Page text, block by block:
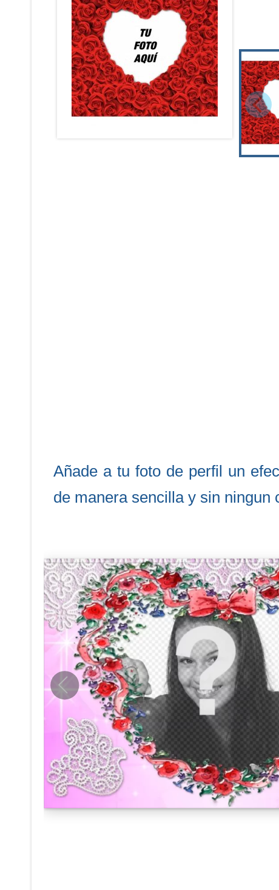
Añade a tu foto de perfil un
de manera sencilla y sin ningun